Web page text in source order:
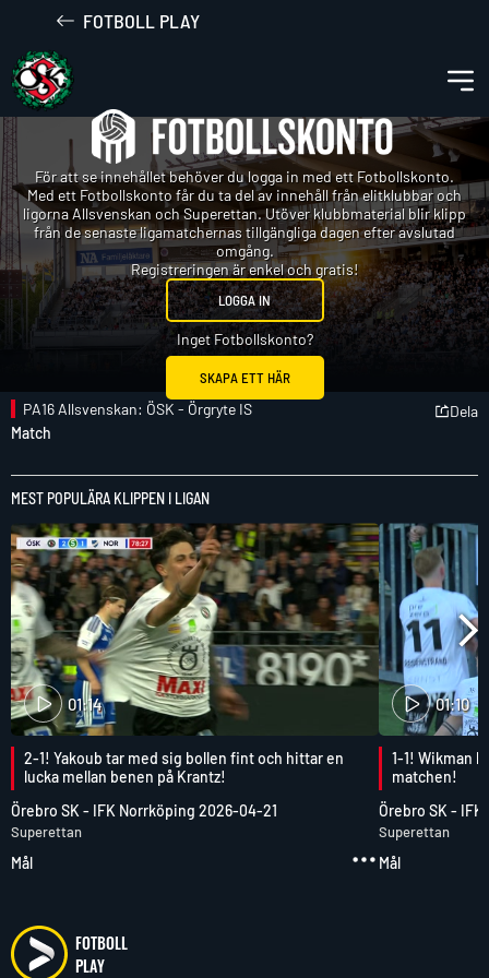
FOTBOLL PLAY
För att se innehållet behöver du logga in med ett Fotbollskonto.
Med ett Fotbollskonto får du ta del av innehåll från elitklubbar och
ligorna Allsvenskan och Superettan. Utöver klubbmaterial blir klipp
från de senaste ligamatchernas tillgängliga dagen efter avslutad
omgång.
Registreringen är enkel och gratis!
LOGGA IN
Inget Fotbollskonto?
SKAPA ETT HÄR
PA16 Allsvenskan: ÖSK - Örgryte IS
Match
Dela
MEST POPULÄRA KLIPPEN I LIGAN
01:14
2-1! Yakoub tar med sig bollen fint och hittar en
lucka mellan benen på Krantz!
Örebro SK - IFK Norrköping 2026-04-21
Superettan
Mål
01:10
1-1! Wikman
matchen!
Örebro SK - IFK
Superettan
Mål
FOTBOLL
PLAY